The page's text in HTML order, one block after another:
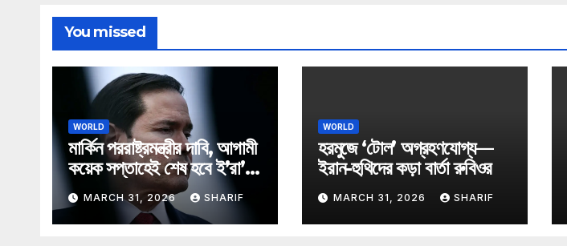
You missed
WORLD
মার্কিন পররাষ্ট্রমন্ত্রীর দাবি, আগামী
কয়েক সপ্তাহেই শেষ হবে ই’রা’ন
যু*দ্ধMARCH 31, 2026 SHARIF
WORLD
হরমুজে ‘টোল’ অগ্রহণযোগ্য—
ইরান-হুথিদের কড়া বার্তা রুবিওর
MARCH 31, 2026 SHARIF